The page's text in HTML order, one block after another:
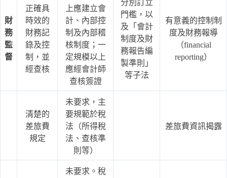
財
務
監
督
正確具
時效的
財務記
錄及控
制，並
經查核
上應建立會
計、內部控
制及內部稽
核制度；一
定規模以上
應經會計師
查核簽證
分別訂立
門檻，以
及「會計
制度及財
務報告編
製準則」
等子法
有意義的控制制
度及財務報導
（financial
reporting）
清楚的
差旅費
規定
未要求，主
要規範於稅
法（所得稅
法、查核準
則等）
差旅費資訊揭露
未要求。稅